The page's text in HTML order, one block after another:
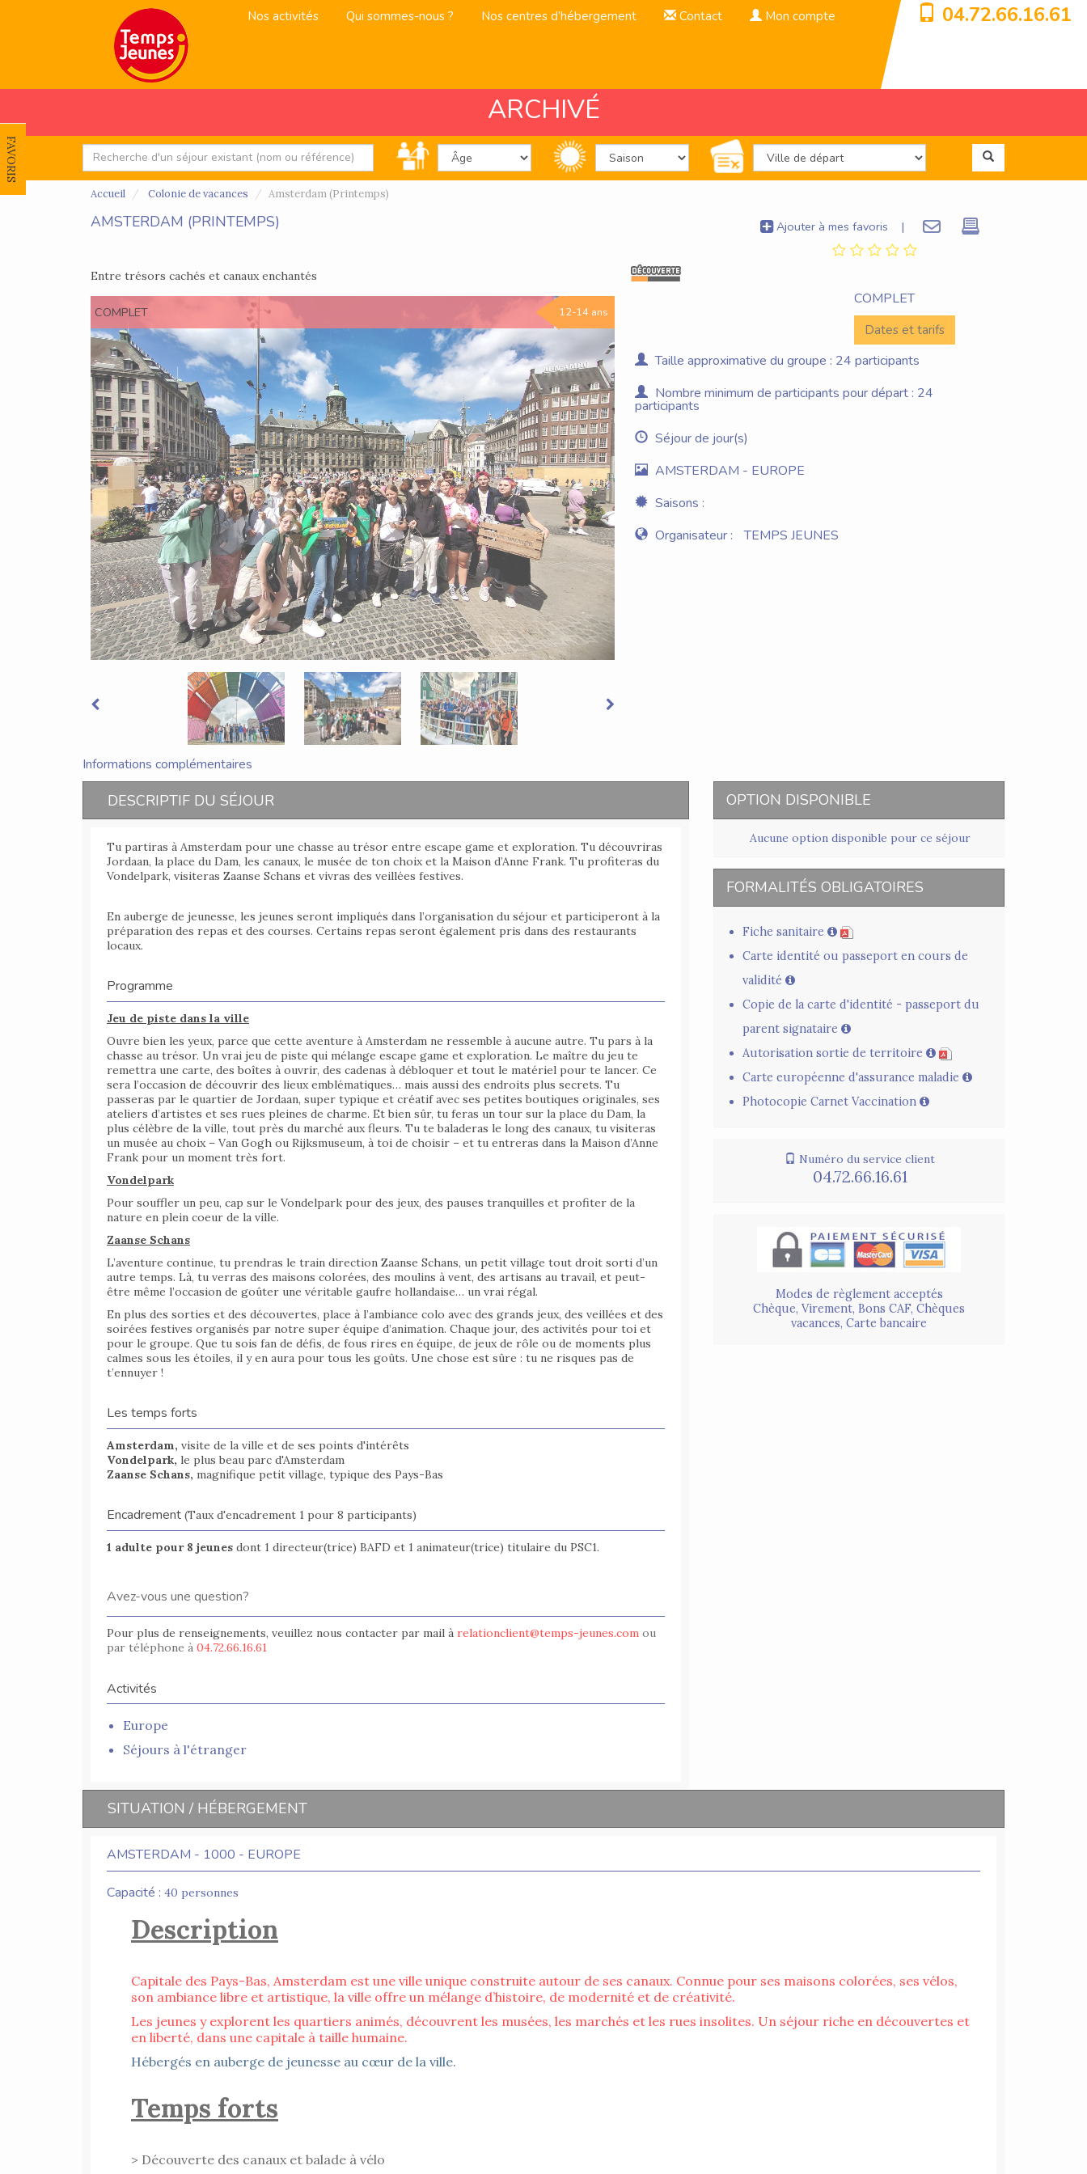
04.72.66.16.61
Nos activités Qui sommes-nous ? Nos centres d’hébergement Contact Mon compte
FAVORIS
ARCHIVÉ
Accueil Colonie de vacances Amsterdam (Printemps)
AMSTERDAM (PRINTEMPS) Ajouter à mes favoris |
Entre trésors cachés et canaux enchantés
COMPLET 12-14 ans
COMPLET
Dates et tarifs
Taille approximative du groupe : 24 participants
Nombre minimum de participants pour départ : 24
participants
Séjour de jour(s)
AMSTERDAM - EUROPE
Saisons :
Organisateur :
TEMPS JEUNES
Informations complémentaires
DESCRIPTIF DU SÉJOUR
Tu partiras à Amsterdam pour une chasse au trésor entre escape game et exploration. Tu découvriras
Jordaan, la place du Dam, les canaux, le musée de ton choix et la Maison d’Anne Frank. Tu profiteras du
Vondelpark, visiteras Zaanse Schans et vivras des veillées festives.
En auberge de jeunesse, les jeunes seront impliqués dans l’organisation du séjour et participeront à la
préparation des repas et des courses. Certains repas seront également pris dans des restaurants
locaux.
Programme
Jeu de piste dans la ville
Ouvre bien les yeux, parce que cette aventure à Amsterdam ne ressemble à aucune autre. Tu pars à la
chasse au trésor. Un vrai jeu de piste qui mélange escape game et exploration. Le maître du jeu te
remettra une carte, des boîtes à ouvrir, des cadenas à débloquer et tout le matériel pour te lancer. Ce
sera l’occasion de découvrir des lieux emblématiques… mais aussi des endroits plus secrets. Tu
passeras par le quartier de Jordaan, super typique et créatif avec ses petites boutiques originales, ses
ateliers d’artistes et ses rues pleines de charme. Et bien sûr, tu feras un tour sur la place du Dam, la
plus célèbre de la ville, tout près du marché aux fleurs. Tu te baladeras le long des canaux, tu visiteras
un musée au choix – Van Gogh ou Rijksmuseum, à toi de choisir – et tu entreras dans la Maison d’Anne
Frank pour un moment très fort.
Vondelpark
Pour souffler un peu, cap sur le Vondelpark pour des jeux, des pauses tranquilles et profiter de la
nature en plein coeur de la ville.
Zaanse Schans
L’aventure continue, tu prendras le train direction Zaanse Schans, un petit village tout droit sorti d’un
autre temps. Là, tu verras des maisons colorées, des moulins à vent, des artisans au travail, et peut-
être même l’occasion de goûter une véritable gaufre hollandaise… un vrai régal.
En plus des sorties et des découvertes, place à l’ambiance colo avec des grands jeux, des veillées et des
soirées festives organisés par notre super équipe d’animation. Chaque jour, des activités pour toi et
pour le groupe. Que tu sois fan de défis, de fous rires en équipe, de jeux de rôle ou de moments plus
calmes sous les étoiles, il y en aura pour tous les goûts. Une chose est sûre : tu ne risques pas de
t’ennuyer !
Les temps forts
Amsterdam, visite de la ville et de ses points d'intérêts
Vondelpark, le plus beau parc d'Amsterdam
Zaanse Schans, magnifique petit village, typique des Pays-Bas
Encadrement (Taux d'encadrement 1 pour 8 participants)
1 adulte pour 8 jeunes dont 1 directeur(trice) BAFD et 1 animateur(trice) titulaire du PSC1.
Avez-vous une question?
Pour plus de renseignements, veuillez nous contacter par mail à relationclient@temps-jeunes.com ou
par téléphone à 04.72.66.16.61
Activités
Europe
Séjours à l'étranger
OPTION DISPONIBLE
Aucune option disponible pour ce séjour
FORMALITÉS OBLIGATOIRES
Fiche sanitaire
Carte identité ou passeport en cours de
validité
Copie de la carte d'identité - passeport du
parent signataire
Autorisation sortie de territoire
Carte européenne d'assurance maladie
Photocopie Carnet Vaccination
Numéro du service client
04.72.66.16.61
Modes de règlement acceptés
Chèque, Virement, Bons CAF, Chèques
vacances, Carte bancaire
SITUATION / HÉBERGEMENT
AMSTERDAM - 1000 - EUROPE
Capacité : 40 personnes
Description
Capitale des Pays-Bas, Amsterdam est une ville unique construite autour de ses canaux. Connue pour ses maisons colorées, ses vélos,
son ambiance libre et artistique, la ville offre un mélange d’histoire, de modernité et de créativité.
Les jeunes y explorent les quartiers animés, découvrent les musées, les marchés et les rues insolites. Un séjour riche en découvertes et
en liberté, dans une capitale à taille humaine.
Hébergés en auberge de jeunesse au cœur de la ville.
Temps forts
> Découverte des canaux et balade à vélo